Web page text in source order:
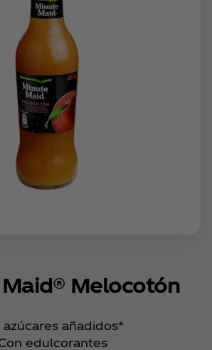
Melocotón
azúcares añadidos*
edulcorantes